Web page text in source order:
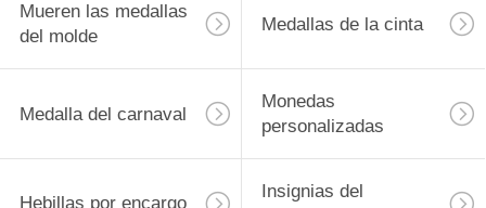
Mueren las medallas
del molde
Medallas de la cinta
Medalla del carnaval
Monedas
personalizadas
Hebillas por encargo
Insignias del